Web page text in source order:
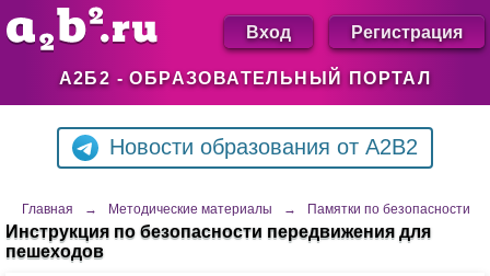
А2Б2 - ОБРАЗОВАТЕЛЬНЫЙ ПОРТАЛ
Вход Регистрация
Новости образования от A2B2
Главная → Методические материалы → Памятки по безопасности
Инструкция по безопасности передвижения для
пешеходов